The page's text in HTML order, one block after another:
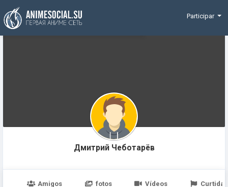
Funding
Participar
Дмитрий Чеботарёв
Amigos fotos Vídeos Curtidas